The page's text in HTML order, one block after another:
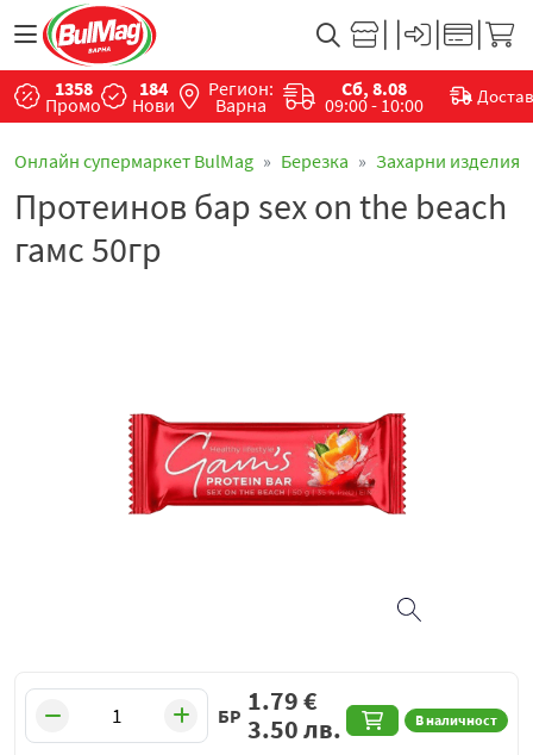
1358
Промо
184
Нови
Регион:
Варна
Сб, 8.08
09:00 - 10:00
Онлайн супермаркет BulMag Березка Захарни изделия
Протеинов бар sex on the beach
гамс 50гр
БР В наличност
1.79€
3.50лв.